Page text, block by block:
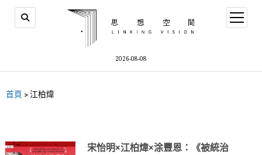
2026-08-08
首頁 >江柏煒
宋怡明×江柏煒×涂豐恩：《被統治